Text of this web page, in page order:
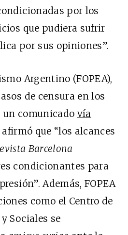
por los
que pudiera sufrir
por sus opiniones”.
Argentino (FOPEA),
de censura en los
un comunicado vía
afirmó que “los alcances
Barcelona
condicionantes para
Además, FOPEA
como el Centro de
Sociales se